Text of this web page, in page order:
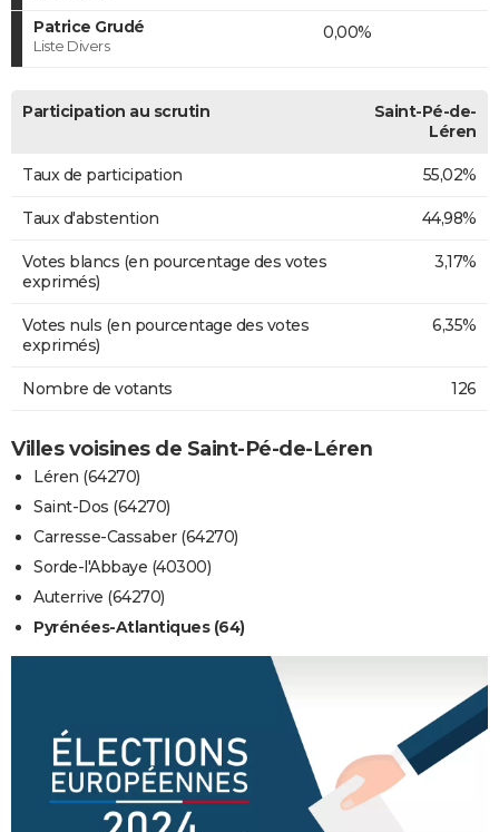
Patrice Grudé
Liste Divers
0,00%
Participation au scrutin
Saint-Pé-de-
Léren
Taux de participation 55,02%
Taux d'abstention 44,98%
Votes blancs (en pourcentage des votes
exprimés)
3,17%
Votes nuls (en pourcentage des votes
exprimés)
6,35%
Nombre de votants 126
Villes voisines de Saint-Pé-de-Léren
Léren (64270)
Saint-Dos (64270)
Carresse-Cassaber (64270)
Sorde-l'Abbaye (40300)
Auterrive (64270)
Pyrénées-Atlantiques (64)